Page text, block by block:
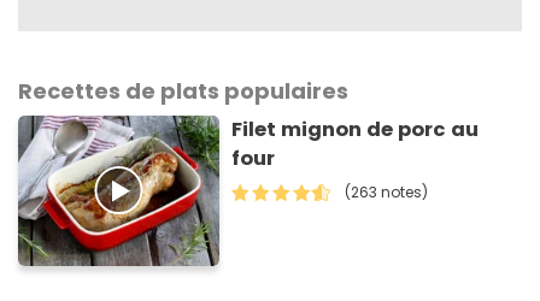
Recettes de plats populaires
Filet mignon de porc au
four
(263 notes)